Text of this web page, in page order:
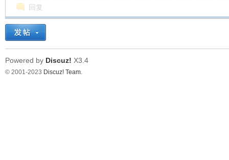
回复
Powered by Discuz! X3.4
© 2001-2023 Discuz! Team.